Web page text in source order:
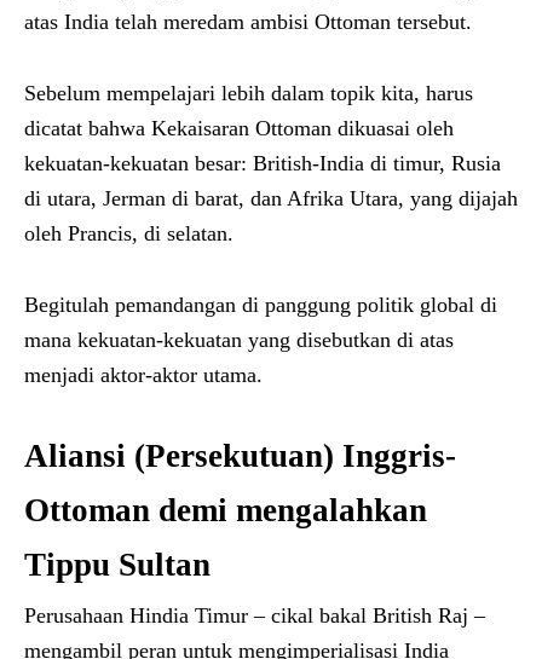
atas India telah meredam ambisi Ottoman tersebut.
Sebelum mempelajari lebih dalam topik kita, harus
dicatat bahwa Kekaisaran Ottoman dikuasai oleh
kekuatan-kekuatan besar: British-India di timur, Rusia
di utara, Jerman di barat, dan Afrika Utara, yang dijajah
oleh Prancis, di selatan.
Begitulah pemandangan di panggung politik global di
mana kekuatan-kekuatan yang disebutkan di atas
menjadi aktor-aktor utama.
Aliansi (Persekutuan) Inggris-
Ottoman demi mengalahkan
Tippu Sultan
Perusahaan Hindia Timur – cikal bakal British Raj –
mengambil peran untuk mengimperialisasi India